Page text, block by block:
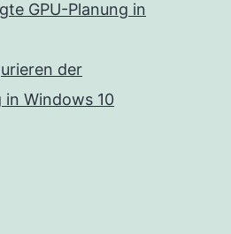
GPU-Planung in
der
Windows 10